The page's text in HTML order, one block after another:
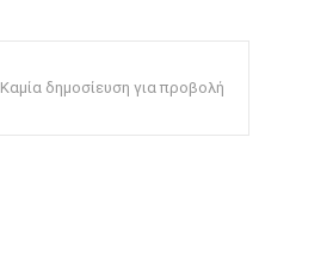
Καμία δημοσίευση για προβολή